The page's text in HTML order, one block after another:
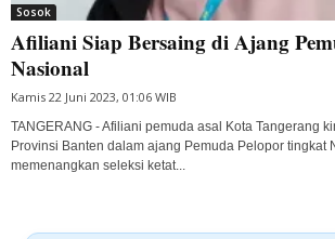
Sosok
Afiliani Siap Bersaing di Ajang
Nasional
Kamis 22 Juni 2023, 01:06 WIB
TANGERANG - Afiliani pemuda asal Kota Tangerang
Provinsi Banten dalam ajang Pemuda Pelopor tingkat
memenangkan seleksi ketat...